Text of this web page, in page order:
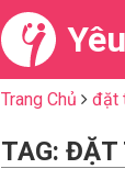
Trang Chủ đặt
TAG: ĐẶT